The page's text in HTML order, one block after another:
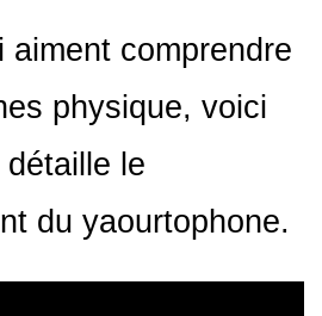
aiment comprendre
physique, voici
le
du yaourtophone.